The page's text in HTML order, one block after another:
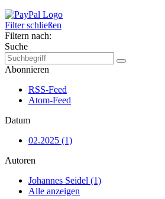
Filter schließen
Filtern nach:
Suche
Abonnieren
RSS-Feed
Atom-Feed
Datum
02.2025 (1)
Autoren
Johannes Seidel (1)
Alle anzeigen